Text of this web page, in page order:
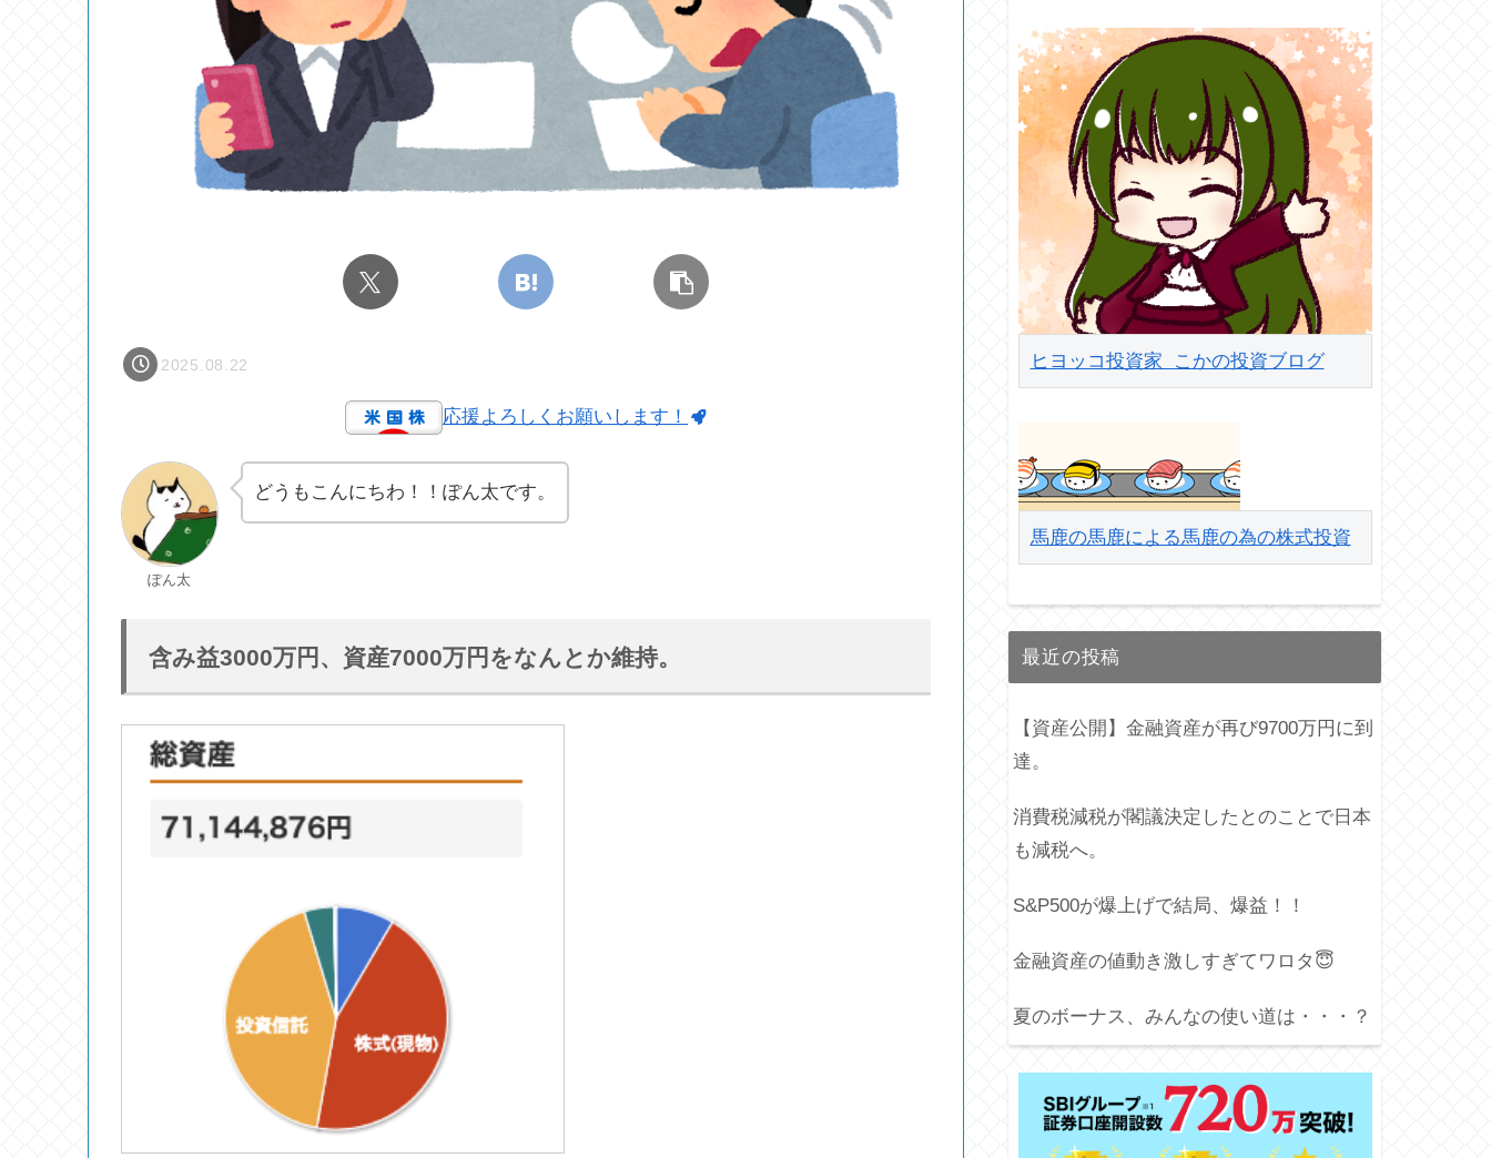
2025.08.22
応援よろしくお願いします！
ぽん太
どうもこんにちわ！！ぽん太です。
含み益3000万円、資産7000万円をなんとか維持。
ヒヨッコ投資家 こかの投資ブログ
馬鹿の馬鹿による馬鹿の為の株式投資
最近の投稿
【資産公開】金融資産が再び9700万円に到
達。
消費税減税が閣議決定したとのことで日本
も減税へ。
S&P500が爆上げで結局、爆益！！
金融資産の値動き激しすぎてワロタ😇
夏のボーナス、みんなの使い道は・・・？